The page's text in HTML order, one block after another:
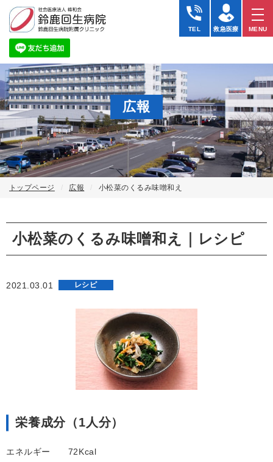
TEL 救急医療 MENU
広報
トップページ 広報 小松菜のくるみ味噌和え
小松菜のくるみ味噌和え｜レシピ
2021.03.01 レシピ
栄養成分（1人分）
エネルギー 72Kcal